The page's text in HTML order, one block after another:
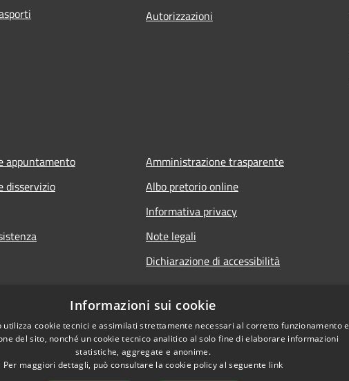
Autorizzazioni
appuntamento
disservizio
Amministrazione trasparente
Albo pretorio online
Informativa privacy
Note legali
Dichiarazione di accessibilità
Informazioni sui cookie
utilizza cookie tecnici e assimilati strettamente necessari al corretto funzionamento e
del sito, nonché un cookie tecnico analitico al solo fine di elaborare informazioni
statistiche, aggregate e anonime.
Per maggiori dettagli, può consultare la cookie policy al seguente link